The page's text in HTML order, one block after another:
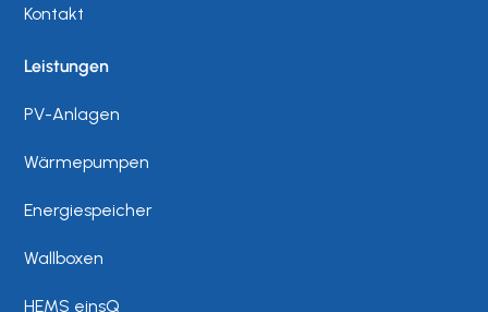
Kontakt
Leistungen
PV-Anlagen
Wärmepumpen
Energiespeicher
Wallboxen
HEMS einsQ